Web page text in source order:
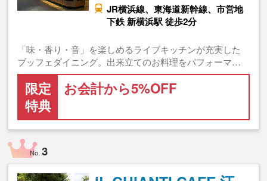
JR横浜線、東海道新幹線、市営地
下鉄 新横浜駅 徒歩2分
「味・香り・音」を楽しめるライブキッチンが充実した
ブッフェダイニング。出来立てのお料理をパフォーマ…
限定
特典
お会計から5%OFF
No.3